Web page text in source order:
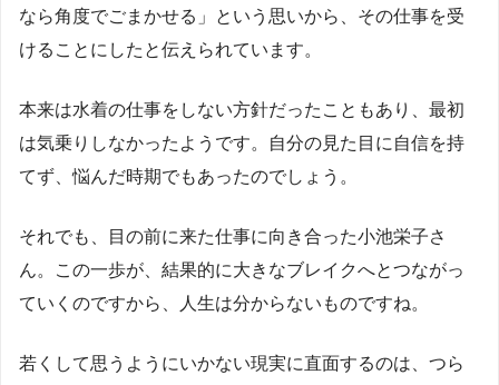
なら角度でごまかせる」という思いから、その仕事を受
けることにしたと伝えられています。
本来は水着の仕事をしない方針だったこともあり、最初
は気乗りしなかったようです。自分の見た目に自信を持
てず、悩んだ時期でもあったのでしょう。
それでも、目の前に来た仕事に向き合った小池栄子さ
ん。この一歩が、結果的に大きなブレイクへとつながっ
ていくのですから、人生は分からないものですね。
若くして思うようにいかない現実に直面するのは、つら